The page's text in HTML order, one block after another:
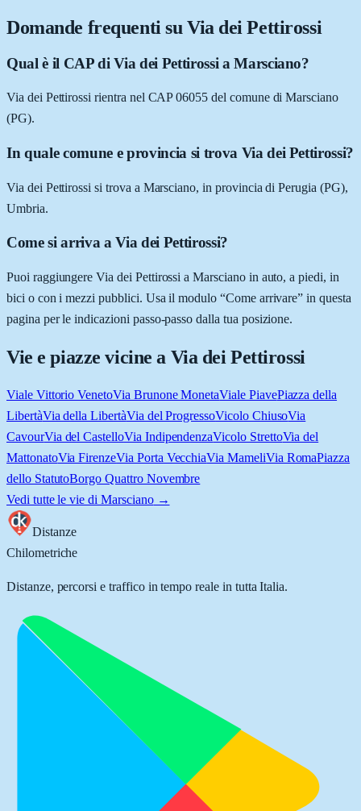
Domande frequenti su Via dei Pettirossi
Qual è il CAP di Via dei Pettirossi a Marsciano?
Via dei Pettirossi rientra nel CAP 06055 del comune di Marsciano
(PG).
In quale comune e provincia si trova Via dei Pettirossi?
Via dei Pettirossi si trova a Marsciano, in provincia di Perugia (PG),
Umbria.
Come si arriva a Via dei Pettirossi?
Puoi raggiungere Via dei Pettirossi a Marsciano in auto, a piedi, in
bici o con i mezzi pubblici. Usa il modulo “Come arrivare” in questa
pagina per le indicazioni passo-passo dalla tua posizione.
Vie e piazze vicine a Via dei Pettirossi
Viale Vittorio VenetoVia Brunone MonetaViale PiavePiazza della
LibertàVia della LibertàVia del ProgressoVicolo ChiusoVia
CavourVia del CastelloVia IndipendenzaVicolo StrettoVia del
MattonatoVia FirenzeVia Porta VecchiaVia MameliVia RomaPiazza
dello StatutoBorgo Quattro Novembre
Vedi tutte le vie di Marsciano→
Distanze
Chilometriche
Distanze, percorsi e traffico in tempo reale in tutta Italia.